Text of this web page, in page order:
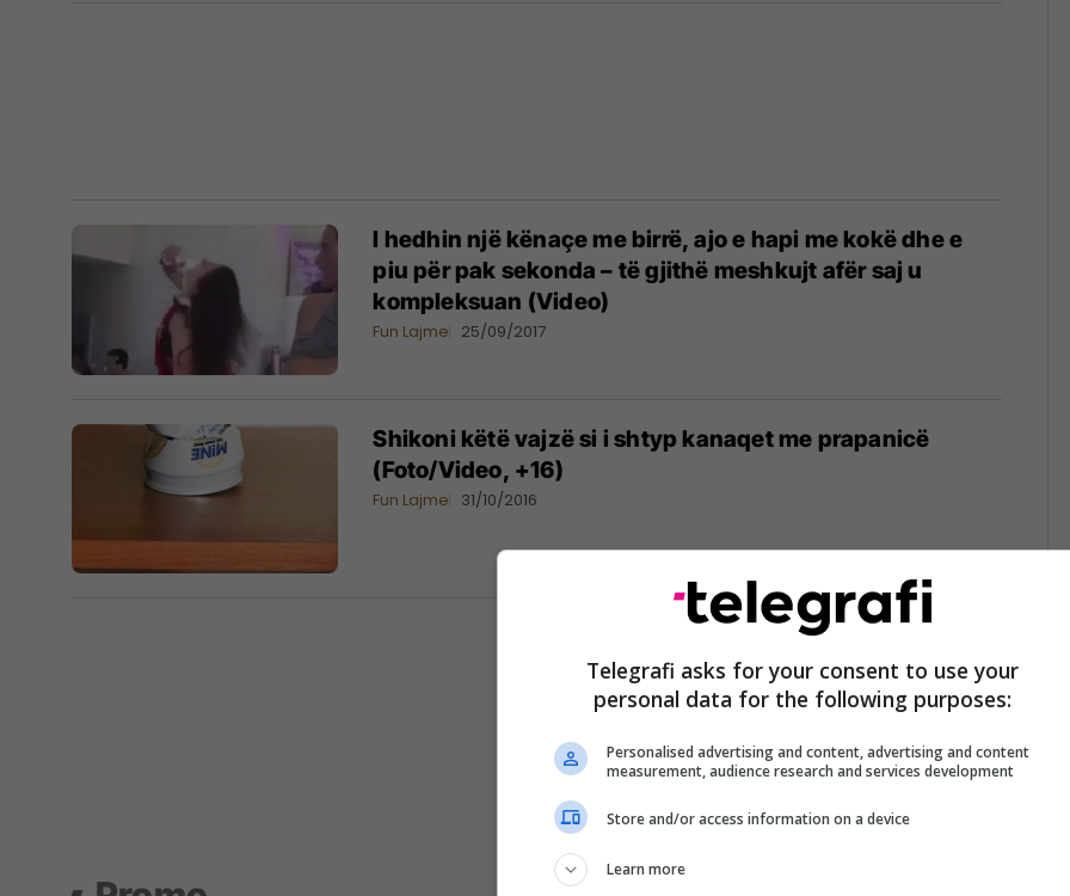
I hedhin një kënaçe me birrë, ajo e hapi me kokë dhe e
piu për pak sekonda – të gjithë meshkujt afër saj u
kompleksuan (Video)
Fun Lajme 25/09/2017
Shikoni këtë vajzë si i shtyp kanaqet me prapanicë
(Foto/Video, +16)
Fun Lajme 31/10/2016
Telegrafi asks for your consent to use your
personal data for the following purposes:
Personalised advertising and content, advertising and content
measurement, audience research and services development
Store and/or access information on a device
Learn more